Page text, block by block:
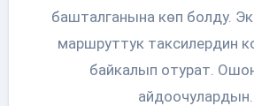
башталганына көп болду.
маршруттук таксилердин
байкалып отурат.
айдоочулардын…